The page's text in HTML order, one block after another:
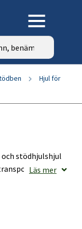
Hjul för
och stödhjulshjul
och
Rätt hjul gör det
Läs mer